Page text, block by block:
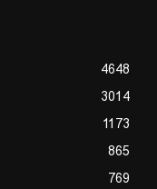
4648
3014
1173
865
769